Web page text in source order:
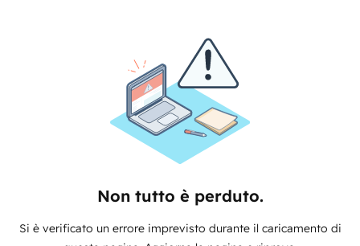
Non tutto è perduto.
Si è verificato un errore imprevisto durante il caricamento di